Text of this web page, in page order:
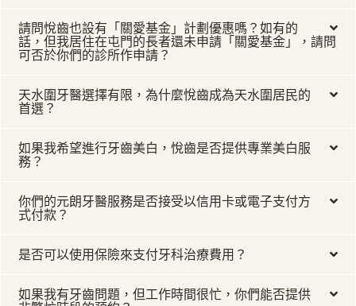
請問悅齒也設有「關愛基金」計劃優惠嗎？如有的
話，但我居住在屯門的長者還未申請「關愛基金」，請問
可否於你們的診所作申請？
天水圍牙醫選擇有限，為什麼悅齒成為天水圍居民的
首選？
如果我希望進行牙齒美白，悅齒是否提供專業美白服
務？
你們的元朗牙醫服務是否接受以信用卡或電子支付方
式付款？
是否可以使用保險來支付牙科治療費用？
如果我有牙齒問題，但工作時間很忙，你們能否提供